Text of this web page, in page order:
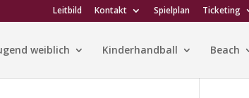
Leitbild Kontakt Spielplan Ticketing
weiblich Kinderhandball Beach